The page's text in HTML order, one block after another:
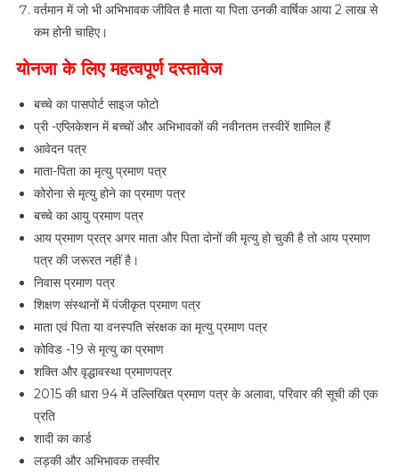
वर्तमान में जो भी अभिभावक जीवित है माता या पिता उनकी वार्षिक आया 2 लाख से
कम होनी चाहिए।
योनजा के लिए महत्वपूर्ण दस्तावेज
बच्चे का पासपोर्ट साइज फोटो
प्री -एप्लिकेशन में बच्चों और अभिभावकों की नवीनतम तस्वीरें शामिल हैं
आवेदन पत्र
माता-पिता का मृत्यु प्रमाण पत्र
कोरोना से मृत्यु होने का प्रमाण पत्र
बच्चे का आयु प्रमाण पत्र
आय प्रमाण प्रत्र अगर माता और पिता दोनों की मृत्यु हो चुकी है तो आय प्रमाण
पत्र की जरूरत नहीं है।
निवास प्रमाण पत्र
शिक्षण संस्थानों में पंजीकृत प्रमाण पत्र
माता एवं पिता या वनस्पति संरक्षक का मृत्यु प्रमाण पत्र
कोविड -19 से मृत्यु का प्रमाण
शक्ति और वृद्धावस्था प्रमाणपत्र
2015 की धारा 94 में उल्लिखित प्रमाण पत्र के अलावा, परिवार की सूची की एक
प्रति
शादी का कार्ड
लड़की और अभिभावक तस्वीर